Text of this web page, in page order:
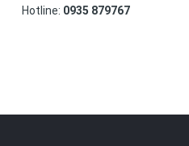
Hotline: 0935 879767